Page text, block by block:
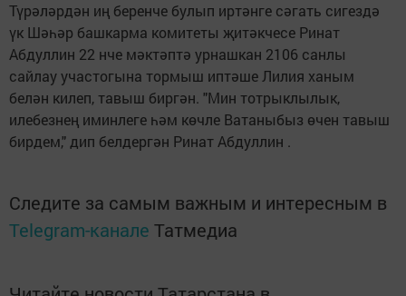
Түрәләрдән иң беренче булып иртәнге сәгать сигездә
үк Шәһәр башкарма комитеты җитәкчесе Ринат
Абдуллин 22 нче мәктәптә урнашкан 2106 санлы
сайлау участогына тормыш иптәше Лилия ханым
белән килеп, тавыш биргән. "Мин тотрыклылык,
илебезнең иминлеге һәм көчле Ватаныбыз өчен тавыш
бирдем," дип белдергән Ринат Абдуллин .
Следите за самым важным и интересным в
Telegram-канале Татмедиа